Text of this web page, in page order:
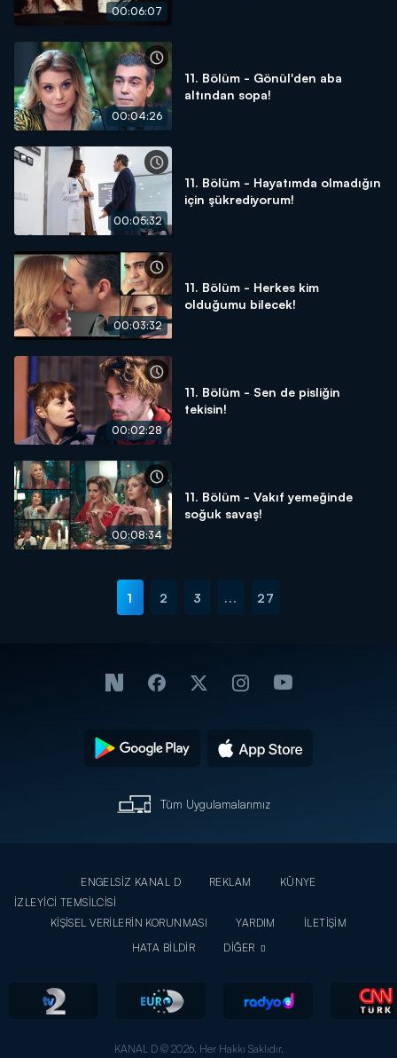
00:06:07
00:04:26
11. Bölüm - Gönül'den aba
altından sopa!
00:05:32
11. Bölüm - Hayatımda olmadığın
için şükrediyorum!
00:03:32
11. Bölüm - Herkes kim
olduğumu bilecek!
00:02:28
11. Bölüm - Sen de pisliğin
tekisin!
00:08:34
11. Bölüm - Vakıf yemeğinde
soğuk savaş!
1 2 3 ... 27
Tüm Uygulamalarımız
ENGELSİZ KANAL D REKLAM
KÜNYE
İZLEYİCİ TEMSİLCİSİ
KİŞİSEL VERİLERİN KORUNMASI
YARDIM
İLETİŞİM
HATA BİLDİR
DİĞER
KANAL D © 2026. Her Hakkı Saklıdır.